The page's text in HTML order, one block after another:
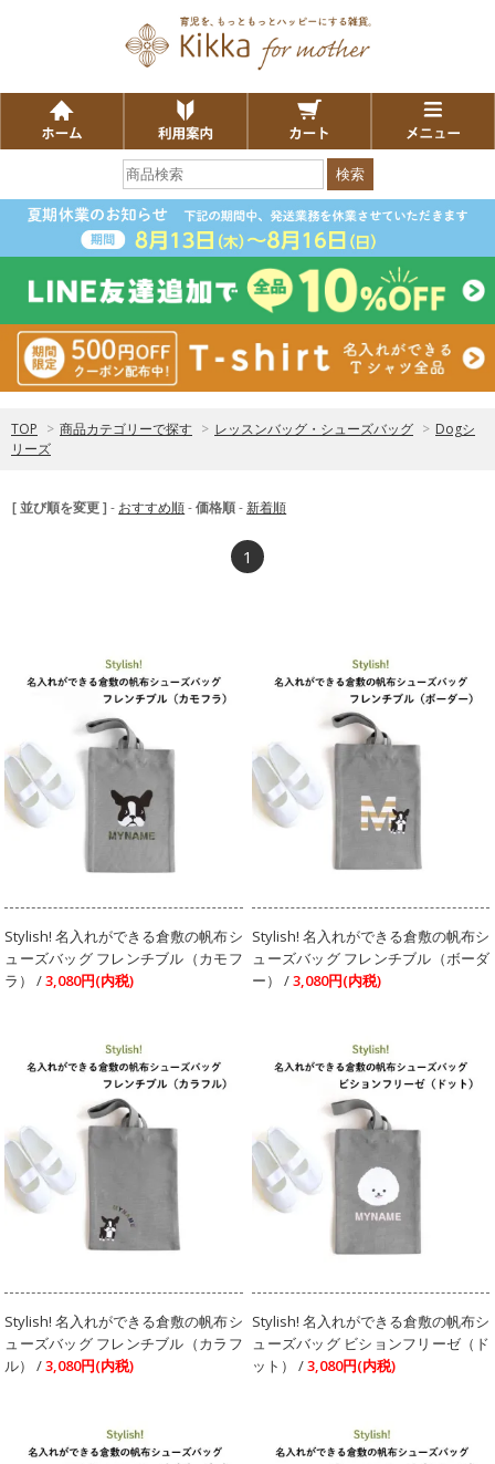
検索
TOP > 商品カテゴリーで探す > レッスンバッグ・シューズバッグ > Dogシ
リーズ
[ 並び順を変更 ] - おすすめ順-価格順-新着順
1
Stylish! 名入れができる倉敷の帆布シ
ューズバッグ フレンチブル（カモフ
ラ） /3,080円(内税)
Stylish! 名入れができる倉敷の帆布シ
ューズバッグ フレンチブル（ボーダ
ー） /3,080円(内税)
Stylish! 名入れができる倉敷の帆布シ
ューズバッグ フレンチブル（カラフ
ル） /3,080円(内税)
Stylish! 名入れができる倉敷の帆布シ
ューズバッグ ビションフリーゼ（ド
ット） /3,080円(内税)